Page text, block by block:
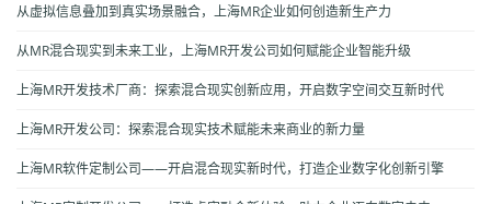
从虚拟信息叠加到真实场景融合，上海MR企业如何创造新生产力
从MR混合现实到未来工业，上海MR开发公司如何赋能企业智能升级
上海MR开发技术厂商：探索混合现实创新应用，开启数字空间交互新时代
上海MR开发公司：探索混合现实技术赋能未来商业的新力量
上海MR软件定制公司——开启混合现实新时代，打造企业数字化创新引擎